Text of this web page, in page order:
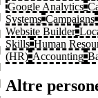
Google Analytics
Systems Campaigns
Website Builder
Skills Human
(HR) Accounting
Altre